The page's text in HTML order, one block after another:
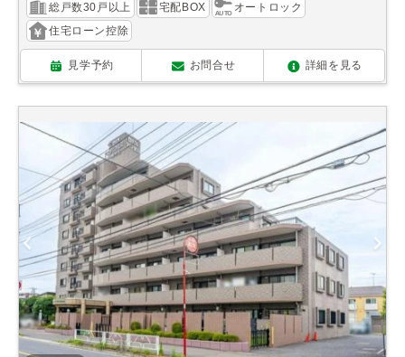
総戸数30戸以上
宅配BOX
オートロック
住宅ローン控除
見学予約 お問合せ 詳細を見る